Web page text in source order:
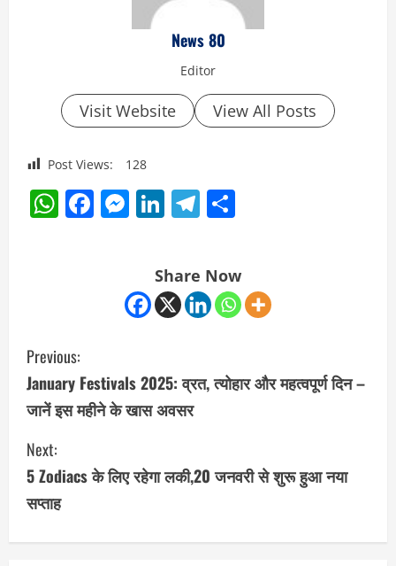
News 80
Editor
Visit Website View All Posts
Post Views: 128
WhatsApp
Facebook
Messenger
LinkedIn
Telegram
Share Now
C
o
n
t
i
n
Previous:
January Festivals 2025: व्रत, त्योहार और महत्वपूर्ण दिन –
जानें इस महीने के खास अवसर
Next:
5 Zodiacs के लिए रहेगा लकी,20 जनवरी से शुरू हुआ नया
सप्ताह